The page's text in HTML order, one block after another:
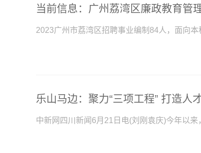
当前信息：广州荔湾区廉政教育管
2023广州市荔湾区招聘事业编制84人，面向
乐山马边：聚力“三项工程” 打造人
中新网四川新闻6月21日电(刘刚袁庆)今年以